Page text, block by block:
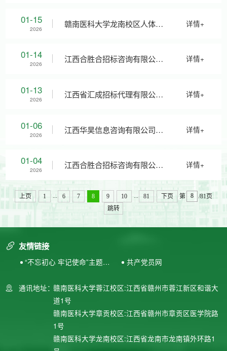
选（工程类）（第二次）遴选
01-15
2026 赣南医科大学龙南校区人体解
剖学教学 模型采购项目征询公
详情+
01-14
2026 江西合胜合招标咨询有限公司
关于赣南医科大学人事工作数
详情+
01-13
2026 江西省汇成招标代理有限公司
关于赣南医科大学中国国际大
2026年国创赛规划咨询与校赛
详情+
01-06
2026 江西华昊信息咨询有限公司关
于赣南医科大学快递服务中心
项目招租（项目编号：
详情+
01-04
2026 江西合胜合招标咨询有限公司
关于赣南医科大学蓉江校区主
成交公告
详情+
上页 1 6 7 8 9 10 81 下页 第
/81页
跳转
友情链接
“不忘初心 牢记使命”主题教
共产党员网
通讯地址：赣南医科大学蓉江校区:江西省赣州市蓉江新区和谐大
道1号
赣南医科大学章贡校区:江西省赣州市章贡区医学院路
1号
赣南医科大学龙南校区:江西省龙南市龙南镇外环路1